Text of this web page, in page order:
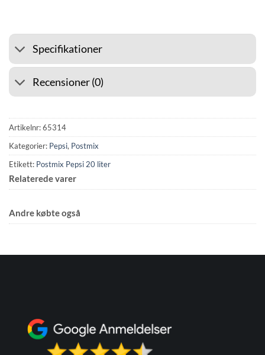
Specifikationer
Recensioner (0)
Artikelnr:65314
Kategorier: Pepsi, Postmix
Etikett: Postmix Pepsi 20 liter
Relaterede varer
Andre købte også